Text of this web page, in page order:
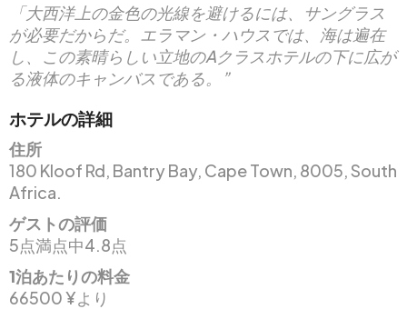
「大西洋上の金色の光線を避けるには、サングラス
が必要だからだ。エラマン・ハウスでは、海は遍在
し、この素晴らしい立地のAクラスホテルの下に広が
る液体のキャンバスである。”
ホテルの詳細
住所
180 Kloof Rd, Bantry Bay, Cape Town, 8005, South
Africa.
ゲストの評価
5点満点中4.8点
1泊あたりの料金
66500 ¥より